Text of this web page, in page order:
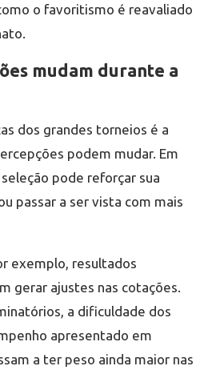
o favoritismo é reavaliado
mudam durante a
dos grandes torneios é a
podem mudar. Em
pode reforçar sua
passar a ser vista com mais
exemplo, resultados
gerar ajustes nas cotações.
a dificuldade dos
apresentado em
a ter peso ainda maior nas